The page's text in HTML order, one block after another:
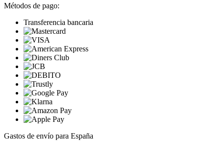
Métodos de pago:
Transferencia bancaria
Gastos de envío para España